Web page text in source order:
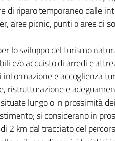
di riparo temporaneo dalle
aree picnic, punti o aree di
lo sviluppo del turismo
e/o acquisto di arredi e
e accoglienza
ristrutturazione e
lungo o in prossimità
si considerano in
2 km dal tracciato del